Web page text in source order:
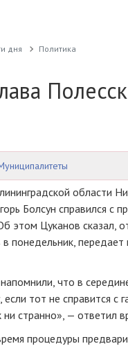
дня Политика
области
Болсун справился с
этом Цуканов сказал,
в понедельник,
что в
если тот не справится
странно», — ответил
процедуры